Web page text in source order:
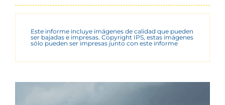
Este informe incluye imágenes de calidad que pueden
ser bajadas e impresas. Copyright IPS, estas imágenes
sólo pueden ser impresas junto con este informe